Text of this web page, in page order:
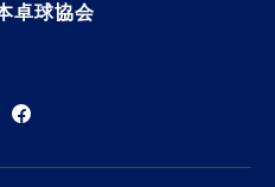
卓球協会